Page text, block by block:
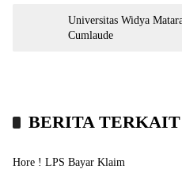
Universitas Widya
Cumlaude
BERITA TERKAIT
Nasional
Hore ! LPS Bayar Klaim